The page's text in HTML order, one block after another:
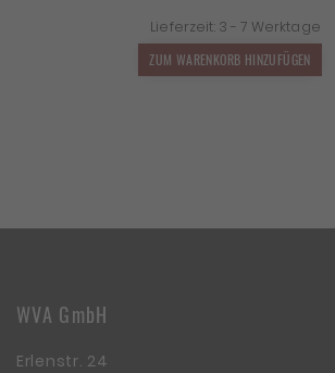
war:
2.190,00 €
ist:
Lieferzeit: 3 - 7 Werktage
ZUM WARENKORB HINZUFÜGEN
WVA GmbH
Erlenstr. 24